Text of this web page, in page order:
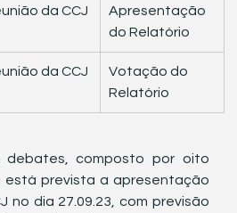
da CCJ
​Apresentação
do Relatório
da CCJ
​Votação do
Relatório
composto por oito
está prevista a apresentação
no dia 27.09.23, com previsão